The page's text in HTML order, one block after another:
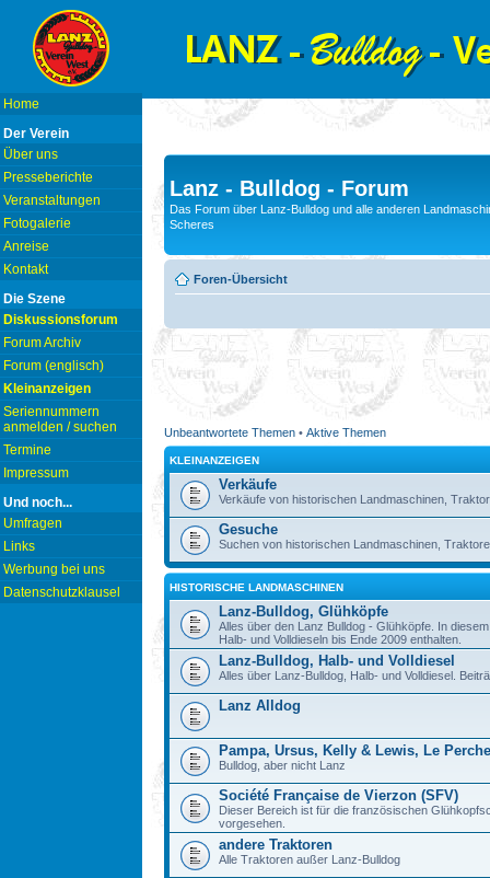
Home
Der Verein
Über uns
Presseberichte
Veranstaltungen
Fotogalerie
Anreise
Kontakt
Die Szene
Diskussionsforum
Forum Archiv
Forum (englisch)
Kleinanzeigen
Seriennummern
anmelden / suchen
Termine
Impressum
Und noch...
Umfragen
Links
Werbung bei uns
Datenschutzklausel
Lanz - Bulldog - Forum
Das Forum über Lanz-Bulldog und alle anderen
Scheres
Foren-Übersicht
Unbeantwortete Themen • Aktive Themen
KLEINANZEIGEN
Verkäufe
Verkäufe von historischen Landmaschinen,
Gesuche
Suchen von historischen Landmaschinen,
HISTORISCHE LANDMASCHINEN
Lanz-Bulldog, Glühköpfe
Alles über den Lanz Bulldog - Glühköpfe. In
Halb- und Volldieseln bis Ende 2009 enthalten.
Lanz-Bulldog, Halb- und Volldiesel
Alles über Lanz-Bulldog, Halb- und Volldiesel.
Lanz Alldog
Pampa, Ursus, Kelly & Lewis, Le
Bulldog, aber nicht Lanz
Société Française de Vierzon (SFV)
Dieser Bereich ist für die französischen
vorgesehen.
andere Traktoren
Alle Traktoren außer Lanz-Bulldog